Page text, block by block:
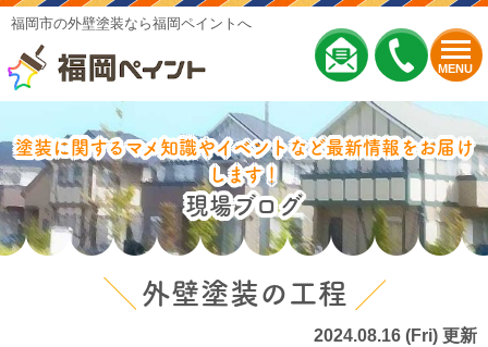
MENU
福岡市の外壁塗装なら福岡ペイントへ
塗装に関するマメ知識やイベントなど最新情報をお届け
します！
現場ブログ
外壁塗装の工程
2024.08.16 (Fri) 更新